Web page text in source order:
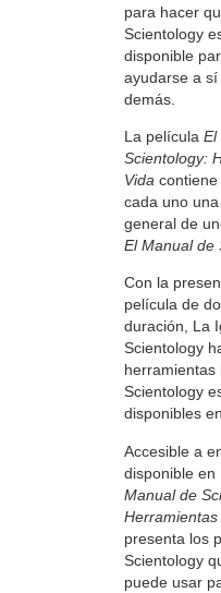
para hacer
Scientology
disponible
ayudarse a
demás.
La película El
Scientology:
Vida
cada uno
general de
El Manual de
Con la
película de
duración, La
Scientology
herramientas
Scientology
disponibles
Accesible a
disponible en
Manual de
presenta los
Scientology
puede usar